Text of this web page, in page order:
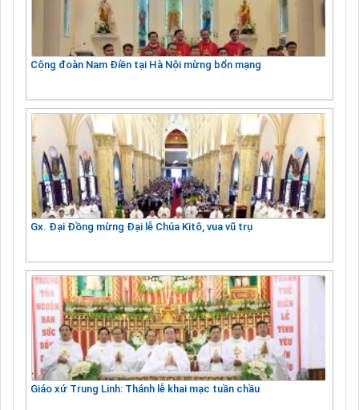
Cộng đoàn Nam Điền tại Hà Nội mừng bổn mạng
Gx. Đại Đồng mừng Đại lễ Chúa Kitô, vua vũ trụ
Giáo xứ Trung Linh: Thánh lễ khai mạc tuần chầu